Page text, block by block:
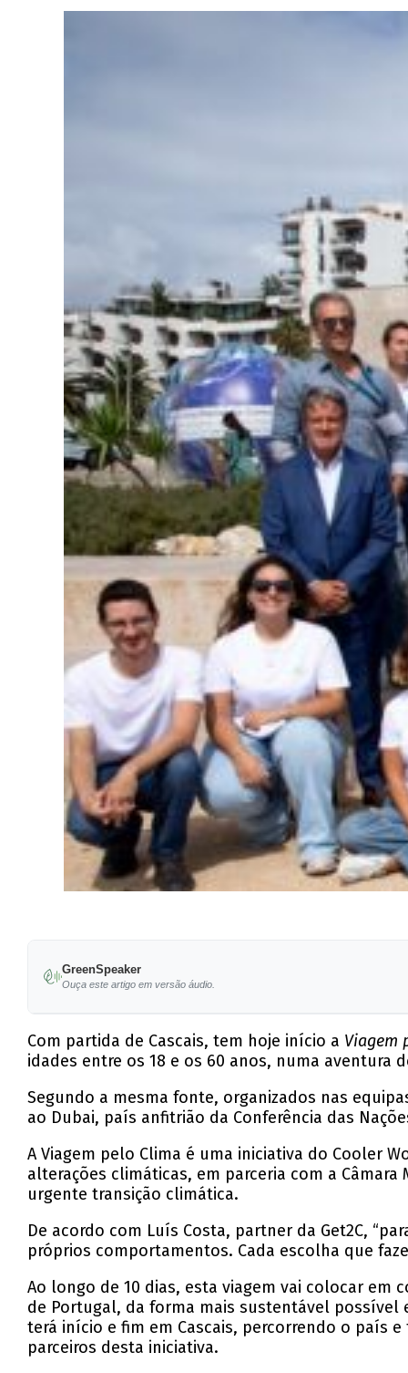
GreenSpeaker
Ouça este artigo em versão áudio.
Com partida de Cascais, tem hoje início a Viagem
idades entre os 18 e os 60 anos, numa
Segundo a mesma fonte, organizados nas
ao Dubai, país anfitrião da Conferência das
A Viagem pelo Clima é uma iniciativa do Cooler
alterações climáticas, em parceria com a
urgente transição climática.
De acordo com Luís Costa, partner da Get2C,
próprios comportamentos. Cada escolha que
Ao longo de 10 dias, esta viagem vai colocar
de Portugal, da forma mais sustentável
terá início e fim em Cascais, percorrendo o país
parceiros desta iniciativa.